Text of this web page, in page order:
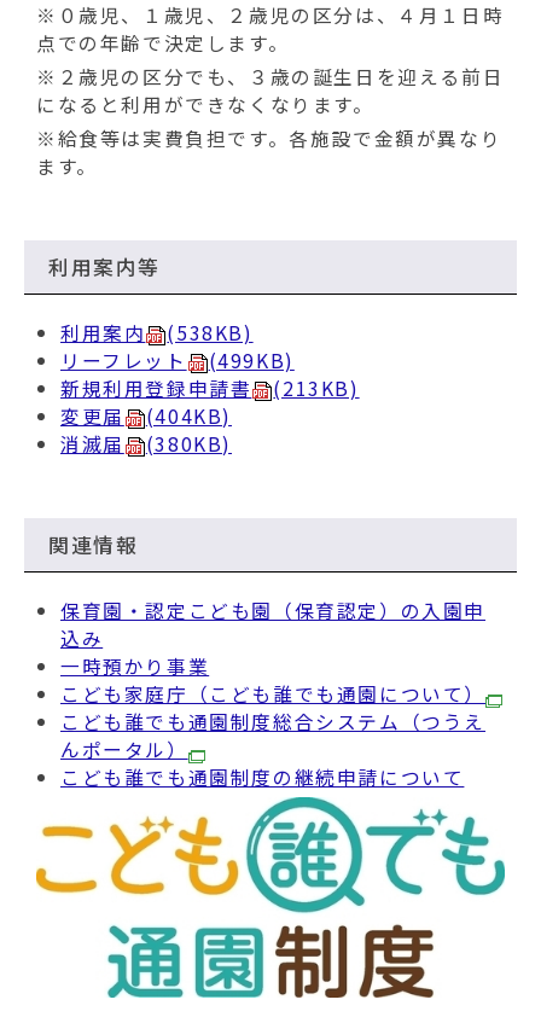
※０歳児、１歳児、２歳児の区分は、４月１日時
点での年齢で決定します。
※２歳児の区分でも、３歳の誕生日を迎える前日
になると利用ができなくなります。
※給食等は実費負担です。各施設で金額が異なり
ます。
利用案内等
利用案内
(538KB)
リーフレット
(499KB)
新規利用登録申請書
(213KB)
変更届
(404KB)
消滅届
(380KB)
関連情報
保育園・認定こども園（保育認定）の入園申
込み
一時預かり事業
こども家庭庁（こども誰でも通園について）
こども誰でも通園制度総合システム（つうえ
んポータル）
こども誰でも通園制度の継続申請について